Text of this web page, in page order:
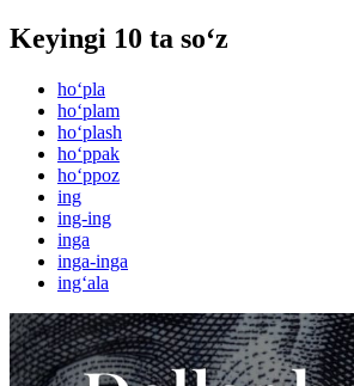
Keyingi 10 ta so‘z
ho‘pla
ho‘plam
ho‘plash
ho‘ppak
ho‘ppoz
ing
ing-ing
inga
inga-inga
ing‘ala